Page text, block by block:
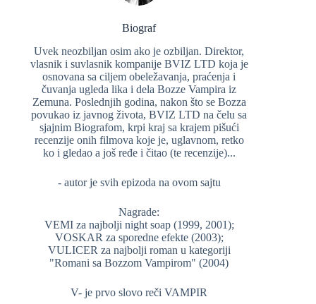
Biograf
Uvek neozbiljan osim ako je ozbiljan. Direktor,
vlasnik i suvlasnik kompanije BVIZ LTD koja je
osnovana sa ciljem obeležavanja, praćenja i
čuvanja ugleda lika i dela Bozze Vampira iz
Zemuna. Poslednjih godina, nakon što se Bozza
povukao iz javnog života, BVIZ LTD na čelu sa
sjajnim Biografom, krpi kraj sa krajem pišući
recenzije onih filmova koje je, uglavnom, retko
ko i gledao a još ređe i čitao (te recenzije)...
- autor je svih epizoda na ovom sajtu
Nagrade:
VEMI za najbolji night soap (1999, 2001);
VOSKAR za sporedne efekte (2003);
VULICER za najbolji roman u kategoriji
"Romani sa Bozzom Vampirom" (2004)
V- je prvo slovo reči VAMPIR